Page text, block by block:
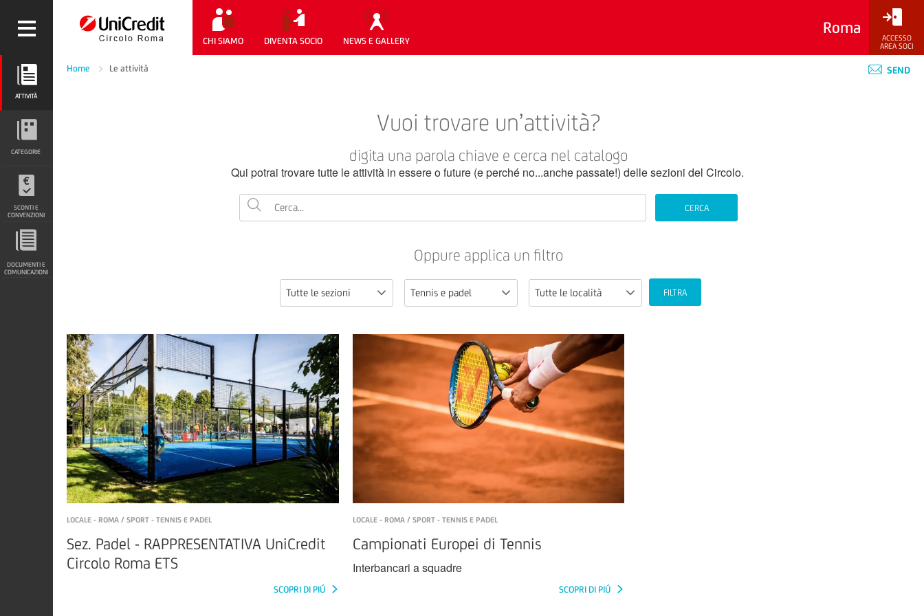
CHI SIAMO DIVENTA SOCIO NEWS E GALLERY
Roma
ACCESSO
AREA SOCI
ATTIVITÀ
CATEGORIE
SCONTI E
CONVENZIONI
DOCUMENTI E
COMUNICAZIONI
Home Le attività SEND
Vuoi trovare un’attività?
digita una parola chiave e cerca nel catalogo
Qui potrai trovare tutte le attività in essere o future (e perché no...anche passate!) delle sezioni del Circolo.
CERCA
Oppure applica un filtro
Tutte le sezioni Tennis e padel Tutte le località FILTRA
LOCALE - ROMA / SPORT - TENNIS E PADEL
Sez. Padel - RAPPRESENTATIVA UniCredit
Circolo Roma ETS
SCOPRI DI PIÚ
LOCALE - ROMA / SPORT - TENNIS E PADEL
Campionati Europei di Tennis
Interbancari a squadre
SCOPRI DI PIÚ